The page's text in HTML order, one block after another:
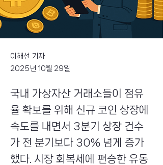
이해선 기자
2025년 10월 29일
국내 가상자산 거래소들이 점유
율 확보를 위해 신규 코인 상장에
속도를 내면서 3분기 상장 건수
가 전 분기보다 30% 넘게 증가
했다. 시장 회복세에 편승한 유동